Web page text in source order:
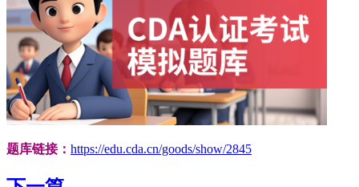
题库链接： https://edu.cda.cn/goods/show/2845